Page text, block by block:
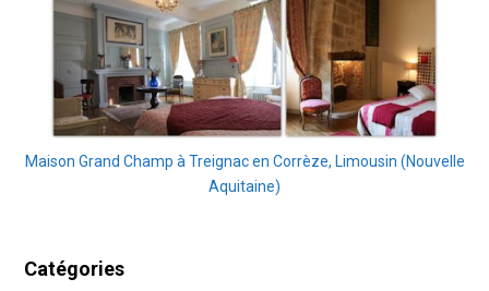
Maison Grand Champ à Treignac en Corrèze, Limousin (Nouvelle
Aquitaine)
Catégories